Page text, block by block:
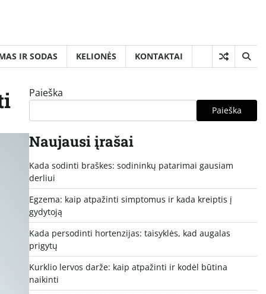
IR SODAS KELIONĖS KONTAKTAI
Paieška
Paieška
Naujausi įrašai
Kada sodinti braškes: sodininkų patarimai gausiam
derliui
Egzema: kaip atpažinti simptomus ir kada kreiptis į
gydytoją
Kada persodinti hortenzijas: taisyklės, kad augalas
prigytų
Kurklio lervos darže: kaip atpažinti ir kodėl būtina
naikinti